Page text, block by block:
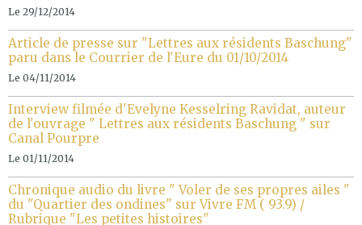
Le 29/12/2014
Article de presse sur "Lettres aux résidents Baschung"
paru dans le Courrier de l'Eure du 01/10/2014
Le 04/11/2014
Interview filmée d'Evelyne Kesselring Ravidat, auteur
de l'ouvrage " Lettres aux résidents Baschung " sur
Canal Pourpre
Le 01/11/2014
Chronique audio du livre " Voler de ses propres ailes "
du "Quartier des ondines" sur Vivre FM ( 93.9) /
Rubrique "Les petites histoires"